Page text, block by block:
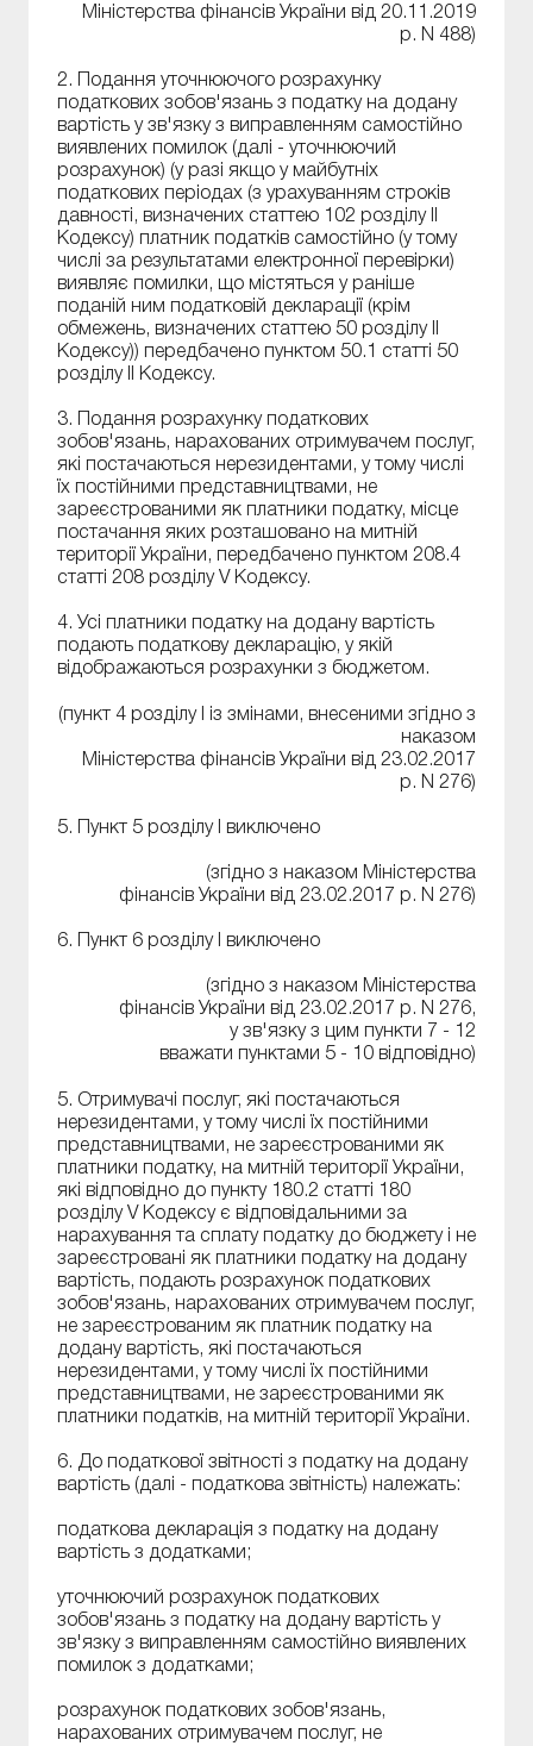
Міністерства фінансів України від 20.11.2019
р. N 488)
2. Подання уточнюючого розрахунку
податкових зобов'язань з податку на додану
вартість у зв'язку з виправленням самостійно
виявлених помилок (далі - уточнюючий
розрахунок) (у разі якщо у майбутніх
податкових періодах (з урахуванням строків
давності, визначених статтею 102 розділу II
Кодексу) платник податків самостійно (у тому
числі за результатами електронної перевірки)
виявляє помилки, що містяться у раніше
поданій ним податковій декларації (крім
обмежень, визначених статтею 50 розділу II
Кодексу)) передбачено пунктом 50.1 статті 50
розділу II Кодексу.
3. Подання розрахунку податкових
зобов'язань, нарахованих отримувачем послуг,
які постачаються нерезидентами, у тому числі
їх постійними представництвами, не
зареєстрованими як платники податку, місце
постачання яких розташовано на митній
території України, передбачено пунктом 208.4
статті 208 розділу V Кодексу.
4. Усі платники податку на додану вартість
подають податкову декларацію, у якій
відображаються розрахунки з бюджетом.
(пункт 4 розділу І із змінами, внесеними згідно з
наказом
Міністерства фінансів України від 23.02.2017
р. N 276)
5. Пункт 5 розділу І виключено
(згідно з наказом Міністерства
фінансів України від 23.02.2017 р. N 276)
6. Пункт 6 розділу І виключено
(згідно з наказом Міністерства
фінансів України від 23.02.2017 р. N 276,
у зв'язку з цим пункти 7 - 12
вважати пунктами 5 - 10 відповідно)
5. Отримувачі послуг, які постачаються
нерезидентами, у тому числі їх постійними
представництвами, не зареєстрованими як
платники податку, на митній території України,
які відповідно до пункту 180.2 статті 180
розділу V Кодексу є відповідальними за
нарахування та сплату податку до бюджету і не
зареєстровані як платники податку на додану
вартість, подають розрахунок податкових
зобов'язань, нарахованих отримувачем послуг,
не зареєстрованим як платник податку на
додану вартість, які постачаються
нерезидентами, у тому числі їх постійними
представництвами, не зареєстрованими як
платники податків, на митній території України.
6. До податкової звітності з податку на додану
вартість (далі - податкова звітність) належать:
податкова декларація з податку на додану
вартість з додатками;
уточнюючий розрахунок податкових
зобов'язань з податку на додану вартість у
зв'язку з виправленням самостійно виявлених
помилок з додатками;
розрахунок податкових зобов'язань,
нарахованих отримувачем послуг, не